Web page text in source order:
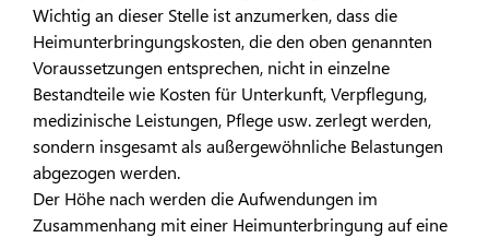
Wichtig an dieser Stelle ist anzumerken, dass die
Heimunterbringungskosten, die den oben genannten
Voraussetzungen entsprechen, nicht in einzelne
Bestandteile wie Kosten für Unterkunft, Verpflegung,
medizinische Leistungen, Pflege usw. zerlegt werden,
sondern insgesamt als außergewöhnliche Belastungen
abgezogen werden.
Der Höhe nach werden die Aufwendungen im
Zusammenhang mit einer Heimunterbringung auf eine